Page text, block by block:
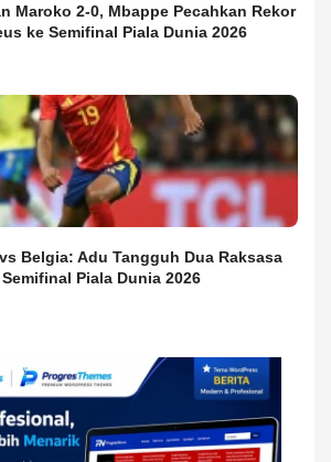
Maroko 2-0, Mbappe Pecahkan Rekor
ke Semifinal Piala Dunia 2026
Belgia: Adu Tangguh Dua Raksasa
Piala Dunia 2026